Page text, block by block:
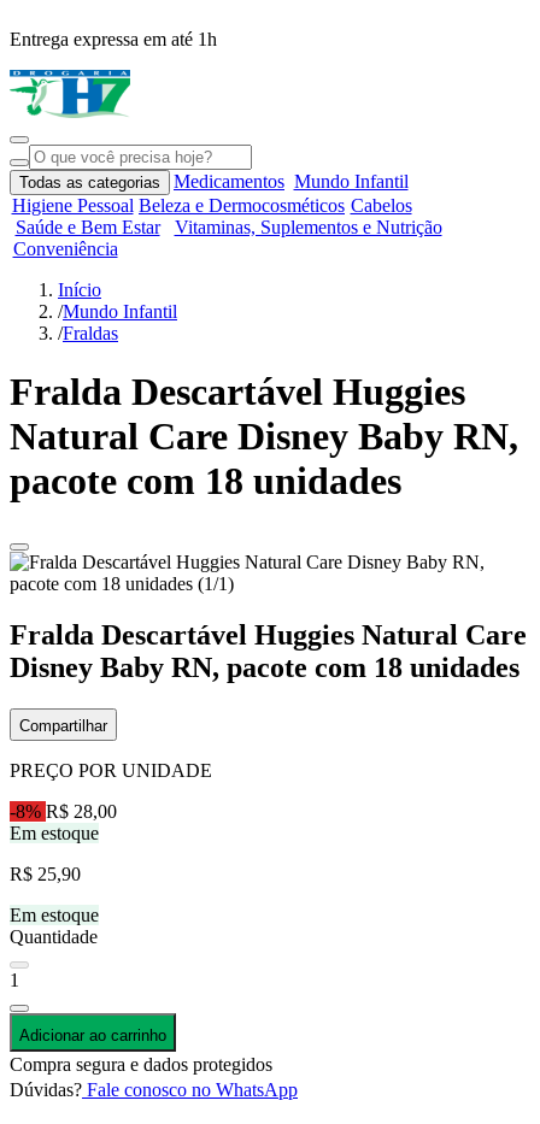
Entrega expressa em até 1h
Todas as categorias Medicamentos Mundo Infantil
Higiene Pessoal Beleza e Dermocosméticos Cabelos
Saúde e Bem Estar
Vitaminas, Suplementos e Nutrição
Conveniência
Início
/Mundo Infantil
/Fraldas
Fralda Descartável Huggies
Natural Care Disney Baby RN,
pacote com 18 unidades
Fralda Descartável Huggies Natural Care
Disney Baby RN, pacote com 18 unidades
Compartilhar
PREÇO POR UNIDADE
-8% R$ 28,00
Em estoque
R$ 25,90
Em estoque
Quantidade
1
Adicionar ao carrinho
Compra segura e dados protegidos
Dúvidas? Fale conosco no WhatsApp